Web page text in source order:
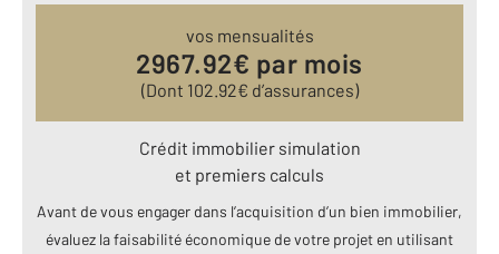
vos mensualités
2967.92€ par mois
(Dont 102.92€ d’assurances)
Crédit immobilier simulation
et premiers calculs
Avant de vous engager dans l’acquisition d’un bien immobilier,
évaluez la faisabilité économique de votre projet en utilisant